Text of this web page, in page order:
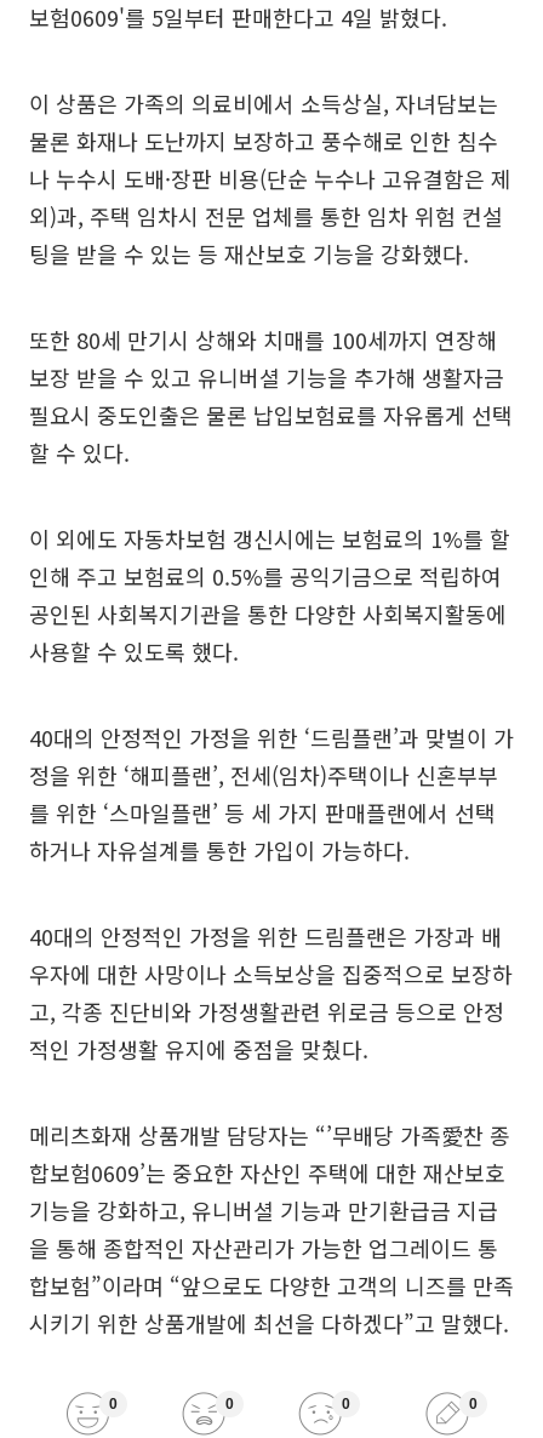
보험0609'를 5일부터 판매한다고 4일 밝혔다.
이 상품은 가족의 의료비에서 소득상실, 자녀담보는
물론 화재나 도난까지 보장하고 풍수해로 인한 침수
나 누수시 도배·장판 비용(단순 누수나 고유결함은 제
외)과, 주택 임차시 전문 업체를 통한 임차 위험 컨설
팅을 받을 수 있는 등 재산보호 기능을 강화했다.
또한 80세 만기시 상해와 치매를 100세까지 연장해
보장 받을 수 있고 유니버셜 기능을 추가해 생활자금
필요시 중도인출은 물론 납입보험료를 자유롭게 선택
할 수 있다.
이 외에도 자동차보험 갱신시에는 보험료의 1%를 할
인해 주고 보험료의 0.5%를 공익기금으로 적립하여
공인된 사회복지기관을 통한 다양한 사회복지활동에
사용할 수 있도록 했다.
40대의 안정적인 가정을 위한 ‘드림플랜’과 맞벌이 가
정을 위한 ‘해피플랜’, 전세(임차)주택이나 신혼부부
를 위한 ‘스마일플랜’ 등 세 가지 판매플랜에서 선택
하거나 자유설계를 통한 가입이 가능하다.
40대의 안정적인 가정을 위한 드림플랜은 가장과 배
우자에 대한 사망이나 소득보상을 집중적으로 보장하
고, 각종 진단비와 가정생활관련 위로금 등으로 안정
적인 가정생활 유지에 중점을 맞췄다.
메리츠화재 상품개발 담당자는 “’무배당 가족愛찬 종
합보험0609’는 중요한 자산인 주택에 대한 재산보호
기능을 강화하고, 유니버셜 기능과 만기환급금 지급
을 통해 종합적인 자산관리가 가능한 업그레이드 통
합보험”이라며 “앞으로도 다양한 고객의 니즈를 만족
시키기 위한 상품개발에 최선을 다하겠다”고 말했다.
0 0 0 0